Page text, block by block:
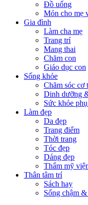
Đồ uống
Món cho mẹ
Gia đình
Làm cha mẹ
Trang trí
Mang thai
Chăm con
Giáo dục con
Sống khỏe
Chăm sóc cơ
Dinh dưỡng
Sức khỏe
Làm đẹp
Da đẹp
Trang điểm
Thời trang
Tóc đẹp
Dáng đẹp
Thẩm mỹ
Thân tâm trí
Sách hay
Sống chậm